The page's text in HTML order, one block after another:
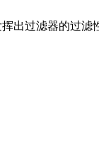
出过滤器的过滤